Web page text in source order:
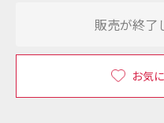
お気
販売が終了